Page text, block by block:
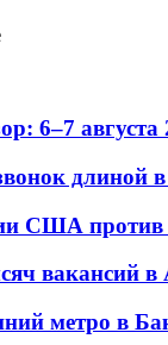
6–7 августа
длиной в
США против
вакансий в
метро в